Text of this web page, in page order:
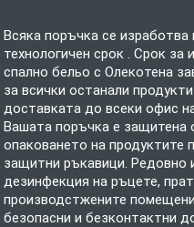
Всяка поръчка се
технологичен срок . Срок за
спално бельо с Олекотена
за всички останали
доставката до всеки офис
Вашата поръчка е защитена
опаковането на продуктите
защитни ръкавици. Редовно
дезинфекция на ръцете,
производстжените
безопасни и безконтактни